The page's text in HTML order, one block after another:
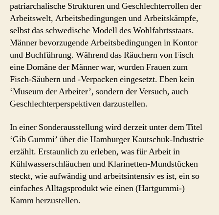
patriarchalische Strukturen und Geschlechterrollen der
Arbeitswelt, Arbeitsbedingungen und Arbeitskämpfe,
selbst das schwedische Modell des Wohlfahrtsstaats.
Männer bevorzugende Arbeitsbedingungen in Kontor
und Buchführung. Während das Räuchern von Fisch
eine Domäne der Männer war, wurden Frauen zum
Fisch-Säubern und -Verpacken eingesetzt. Eben kein
‘Museum der Arbeiter’, sondern der Versuch, auch
Geschlechterperspektiven darzustellen.
In einer Sonderausstellung wird derzeit unter dem Titel
‘Gib Gummi’ über die Hamburger Kautschuk-Industrie
erzählt. Erstaunlich zu erleben, was für Arbeit in
Kühlwasserschläuchen und Klarinetten-Mundstücken
steckt, wie aufwändig und arbeitsintensiv es ist, ein so
einfaches Alltagsprodukt wie einen (Hartgummi-)
Kamm herzustellen.